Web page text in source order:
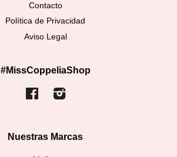
Contacto
Política de Privacidad
Aviso Legal
#MissCoppeliaShop
FacebookInstagram
Nuestras Marcas